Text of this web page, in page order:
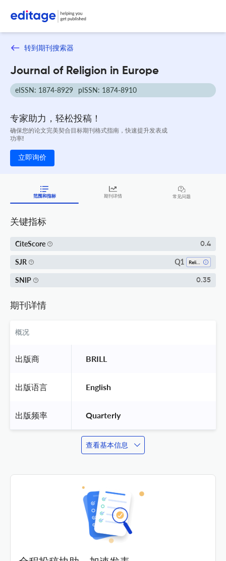
转到期刊搜索器
Journal of Religion in Europe
eISSN: 1874-8929 pISSN: 1874-8910
专家助力，轻松投稿！
确保您的论文完美契合目标期刊格式指南，快速提升发表成
功率!
立即询价
范围和指标 期刊详情 常见问题
关键指标
CiteScore 0.4
SJR Q1
SNIP 0.35
期刊详情
概况
出版商 BRILL
出版语言 English
出版频率 Quarterly
查看基本信息